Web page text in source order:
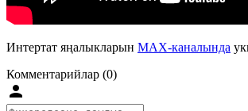
Интертат яңалыкларын MAX-каналында
Комментарийлар (0)